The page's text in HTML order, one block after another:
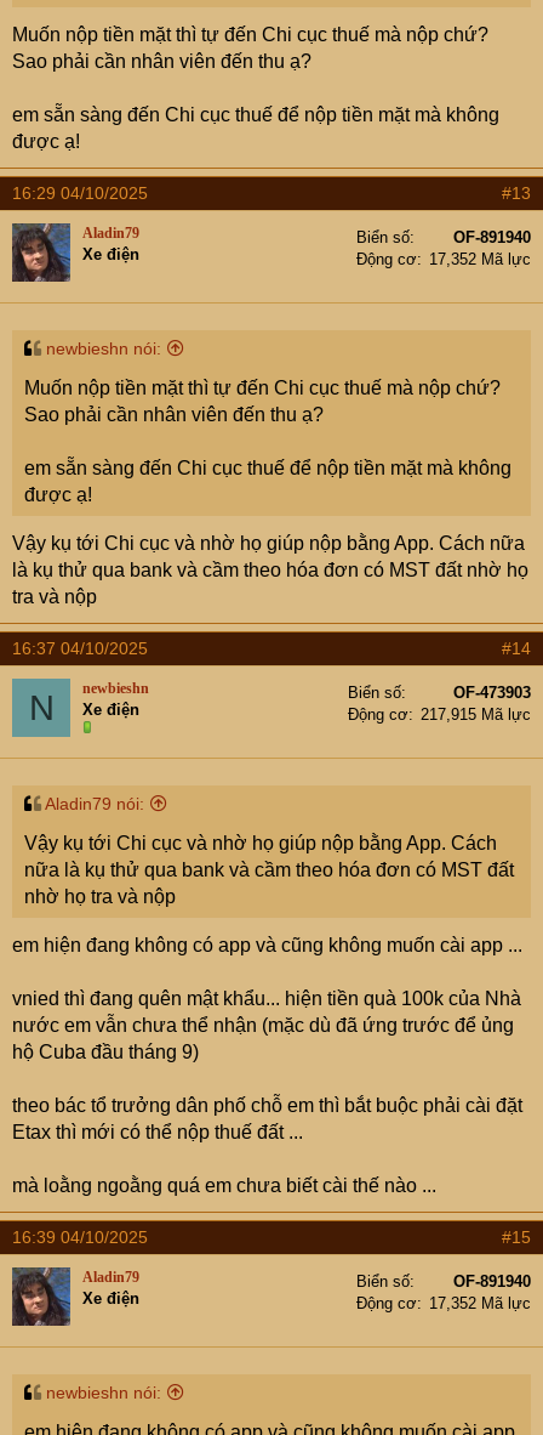
Muốn nộp tiền mặt thì tự đến Chi cục thuế mà nộp chứ?
Sao phải cần nhân viên đến thu ạ?
em sẵn sàng đến Chi cục thuế để nộp tiền mặt mà không
được ạ!
16:29 04/10/2025 #13
Aladin79
Xe điện
Biển số
OF-891940
Động cơ
17,352 Mã lực
newbieshn nói:
Muốn nộp tiền mặt thì tự đến Chi cục thuế mà nộp chứ?
Sao phải cần nhân viên đến thu ạ?
em sẵn sàng đến Chi cục thuế để nộp tiền mặt mà không
được ạ!
Vậy kụ tới Chi cục và nhờ họ giúp nộp bằng App. Cách nữa
là kụ thử qua bank và cầm theo hóa đơn có MST đất nhờ họ
tra và nộp
16:37 04/10/2025 #14
N newbieshn
Xe điện
Biển số
OF-473903
Động cơ
217,915 Mã lực
Aladin79 nói:
Vậy kụ tới Chi cục và nhờ họ giúp nộp bằng App. Cách
nữa là kụ thử qua bank và cầm theo hóa đơn có MST đất
nhờ họ tra và nộp
em hiện đang không có app và cũng không muốn cài app ...
vnied thì đang quên mật khẩu... hiện tiền quà 100k của Nhà
nước em vẫn chưa thể nhận (mặc dù đã ứng trước để ủng
hộ Cuba đầu tháng 9)
theo bác tổ trưởng dân phố chỗ em thì bắt buộc phải cài đặt
Etax thì mới có thể nộp thuế đất ...
mà loằng ngoằng quá em chưa biết cài thế nào ...
16:39 04/10/2025 #15
Aladin79
Xe điện
Biển số
OF-891940
Động cơ
17,352 Mã lực
newbieshn nói: